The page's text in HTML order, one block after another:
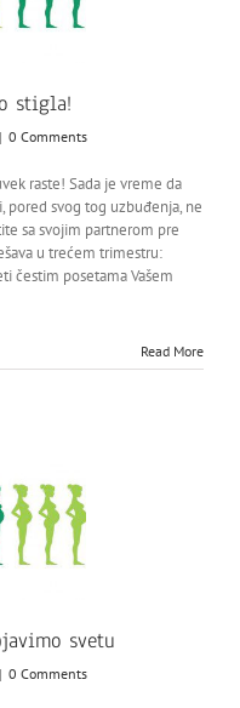
stigla!
| 0 Comments
raste! Sada je vreme da
svog tog uzbuđenja, ne
sa svojim partnerom pre
u trećem trimestru:
čestim posetama Vašem
Read More
svetu
| 0 Comments